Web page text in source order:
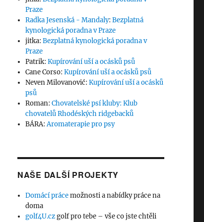
Praze
Radka Jesenská - Mandaly:Bezplatná
kynologická poradna v Praze
jitka:Bezplatná kynologická poradna v
Praze
Patrik:Kupírování uší a ocásků psů
Cane Corso:Kupírování uší a ocásků psů
Neven Milovanović:Kupírování uší a ocásků
psů
Roman:Chovatelské psí kluby: Klub
chovatelů Rhodéských ridgebacků
BÁRA:Aromaterapie pro psy
NAŠE DALŠÍ PROJEKTY
Domácí prácemožnosti a nabídky práce na
doma
golf4U.czgolf pro tebe – vše co jste chtěli